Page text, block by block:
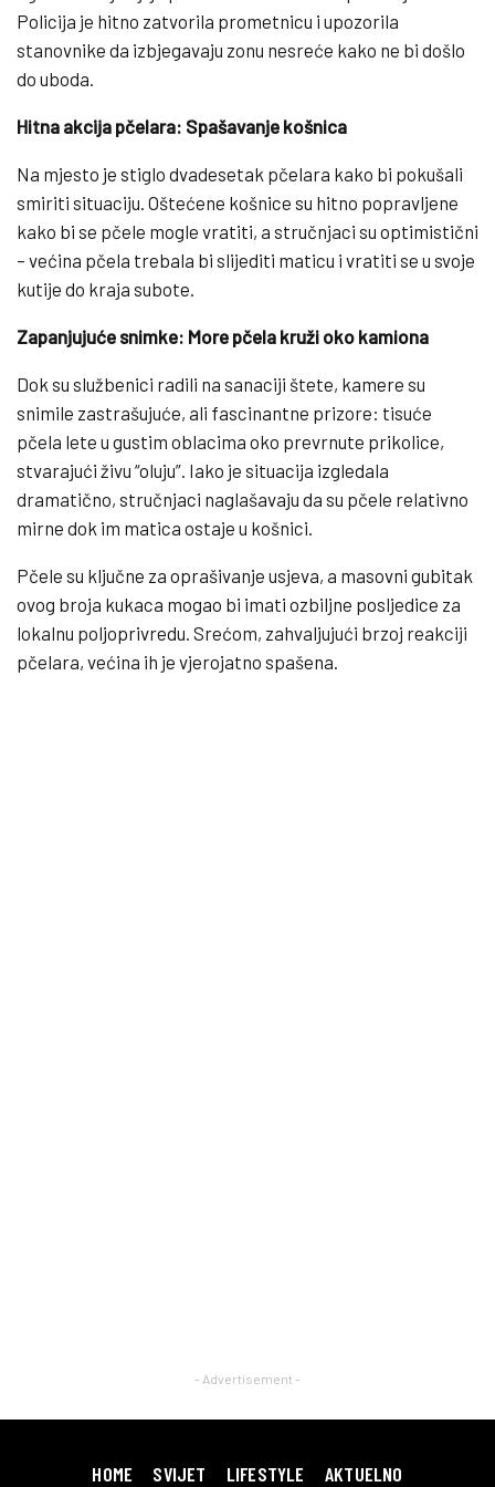
Policija je hitno zatvorila prometnicu i upozorila
stanovnike da izbjegavaju zonu nesreće kako ne bi došlo
do uboda.
Hitna akcija pčelara: Spašavanje košnica
Na mjesto je stiglo dvadesetak pčelara kako bi pokušali
smiriti situaciju. Oštećene košnice su hitno popravljene
kako bi se pčele mogle vratiti, a stručnjaci su optimistični
– većina pčela trebala bi slijediti maticu i vratiti se u svoje
kutije do kraja subote.
Zapanjujuće snimke: More pčela kruži oko kamiona
Dok su službenici radili na sanaciji štete, kamere su
snimile zastrašujuće, ali fascinantne prizore: tisuće
pčela lete u gustim oblacima oko prevrnute prikolice,
stvarajući živu “oluju”. Iako je situacija izgledala
dramatično, stručnjaci naglašavaju da su pčele relativno
mirne dok im matica ostaje u košnici.
Pčele su ključne za oprašivanje usjeva, a masovni gubitak
ovog broja kukaca mogao bi imati ozbiljne posljedice za
lokalnu poljoprivredu. Srećom, zahvaljujući brzoj reakciji
pčelara, većina ih je vjerojatno spašena.
- Advertisement -
HOME SVIJET LIFESTYLE AKTUELNO